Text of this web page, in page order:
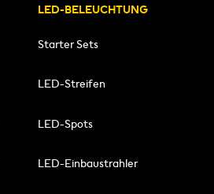
LED-BELEUCHTUNG
Starter Sets
LED-Streifen
LED-Spots
LED-Einbaustrahler